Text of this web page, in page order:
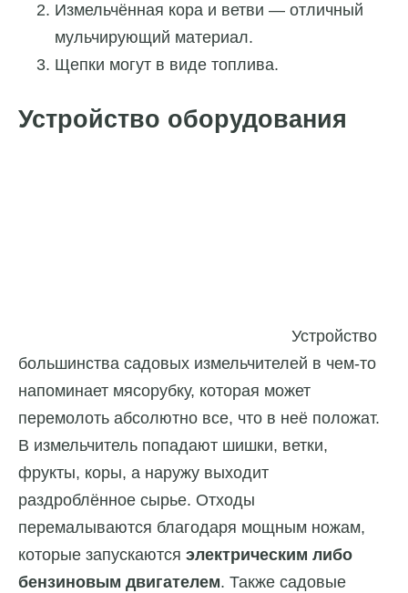
Измельчённая кора и ветви — отличный
мульчирующий материал.
Щепки могут в виде топлива.
Устройство оборудования
Устройство
большинства садовых измельчителей в чем-то
напоминает мясорубку, которая может
перемолоть абсолютно все, что в неё положат.
В измельчитель попадают шишки, ветки,
фрукты, коры, а наружу выходит
раздроблённое сырье. Отходы
перемалываются благодаря мощным ножам,
которые запускаются электрическим либо
бензиновым двигателем. Также садовые